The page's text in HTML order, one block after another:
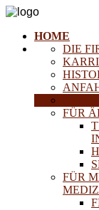
HOME
DIE
FÜR
FÜR